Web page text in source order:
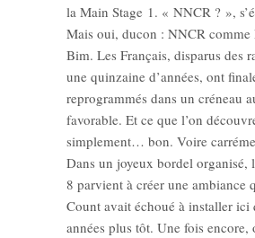
la Main Stage 1. « NNCR ? »,
Mais oui, ducon : NNCR comme
Bim. Les Français, disparus des
une quinzaine d’années, ont
reprogrammés dans un créneau
favorable. Et ce que l’on
simplement… bon. Voire
Dans un joyeux bordel organisé,
8 parvient à créer une ambiance
Count avait échoué à installer ici
années plus tôt. Une fois encore,